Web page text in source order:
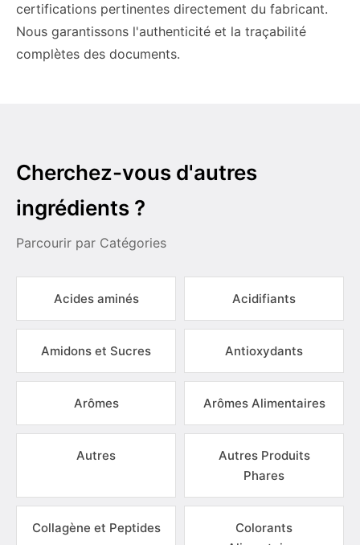
certifications pertinentes directement du fabricant.
Nous garantissons l'authenticité et la traçabilité
complètes des documents.
Cherchez-vous d'autres
ingrédients ?
Parcourir par Catégories
Acides aminés Acidifiants
Amidons et Sucres Antioxydants
Arômes Arômes Alimentaires
Autres
Autres Produits
Phares
Collagène et Peptides
Colorants